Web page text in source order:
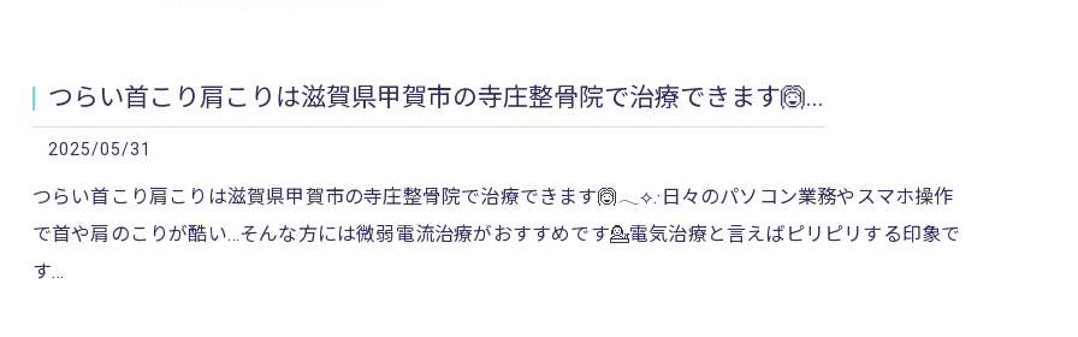
つらい首こり肩こりは滋賀県甲賀市の寺庄整骨院で治療できます🙆...
2025/05/31
つらい首こり肩こりは滋賀県甲賀市の寺庄整骨院で治療できます🙆𓂃⟡.·日々のパソコン業務やスマホ操作
で首や肩のこりが酷い…そんな方には微弱電流治療がおすすめです💁電気治療と言えばピリピリする印象で
す…